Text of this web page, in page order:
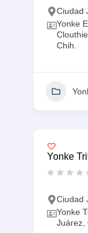
Ciudad
Yonke
Chih.
Yonke
Ciudad
Yonke
Juárez,